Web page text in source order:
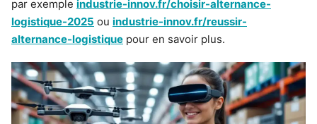
par exemple industrie-innov.fr/choisir-alternance-
logistique-2025 ou industrie-innov.fr/reussir-
alternance-logistique pour en savoir plus.